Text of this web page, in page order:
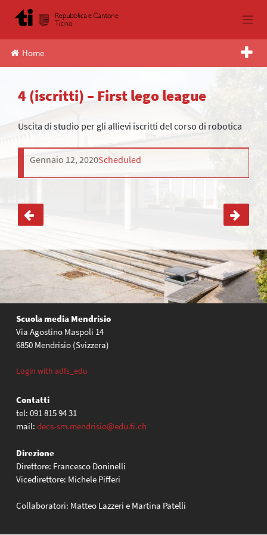
Home
4 (iscritti) – First lego league
Uscita di studio per gli allievi iscritti del corso di robotica
Gennaio 12, 2020Scheduled
Navigazione
articoli
Scuola media Mendrisio
Via Agostino Maspoli 14
6850 Mendrisio (Svizzera)
Login with adfs_edu
Contatti
tel: 091 815 94 31
mail: decs-sm.mendrisio@edu.ti.ch
Direzione
Direttore: Francesco Doninelli
Vicedirettore: Michele Pifferi
Collaboratori: Matteo Lazzeri e Martina Patelli